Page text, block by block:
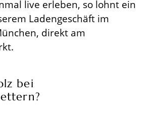
live erleben, so lohnt ein
Ladengeschäft im
direkt am
bei